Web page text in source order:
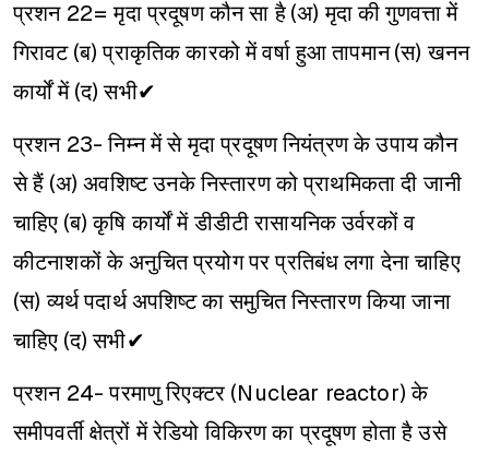
प्रशन 22= मृदा प्रदूषण कौन सा है (अ) मृदा की गुणवत्ता में
गिरावट (ब) प्राकृतिक कारको में वर्षा हुआ तापमान (स) खनन
कार्यों में (द) सभी✔
प्रशन 23- निम्न में से मृदा प्रदूषण नियंत्रण के उपाय कौन
से हैं (अ) अवशिष्ट उनके निस्तारण को प्राथमिकता दी जानी
चाहिए (ब) कृषि कार्यों में डीडीटी रासायनिक उर्वरकों व
कीटनाशकों के अनुचित प्रयोग पर प्रतिबंध लगा देना चाहिए
(स) व्यर्थ पदार्थ अपशिष्ट का समुचित निस्तारण किया जाना
चाहिए (द) सभी✔
प्रशन 24- परमाणु रिएक्टर (Nuclear reactor) के
समीपवर्ती क्षेत्रों में रेडियो विकिरण का प्रदूषण होता है उसे